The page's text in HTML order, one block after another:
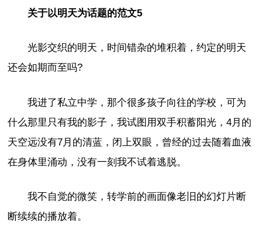
关于以明天为话题的范文5
光影交织的明天，时间错杂的堆积着，约定的明天
还会如期而至吗?
我进了私立中学，那个很多孩子向往的学校，可为
什么那里只有我的影子，我试图用双手积蓄阳光，4月的
天空远没有7月的清蓝，闭上双眼，曾经的过去随着血液
在身体里涌动，没有一刻我不试着逃脱。
我不自觉的微笑，转学前的画面像老旧的幻灯片断
断续续的播放着。